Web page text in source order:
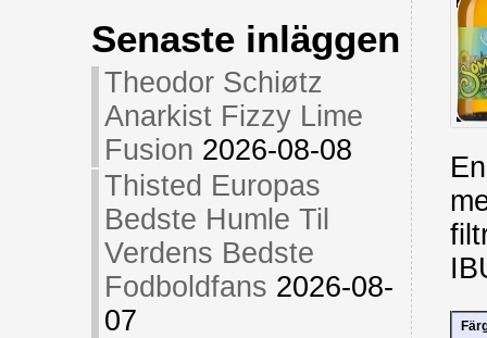
Senaste inläggen
Theodor Schiøtz
Anarkist Fizzy Lime
Fusion 2026-08-08
Thisted Europas
Bedste Humle Til
Verdens Bedste
Fodboldfans 2026-08-
07